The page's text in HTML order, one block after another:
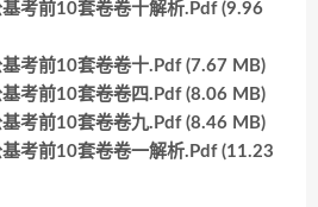
考前10套卷卷十解析.Pdf (9.96
考前10套卷卷十.Pdf (7.67 MB)
考前10套卷卷四.Pdf (8.06 MB)
考前10套卷卷九.Pdf (8.46 MB)
考前10套卷卷一解析.Pdf (11.23